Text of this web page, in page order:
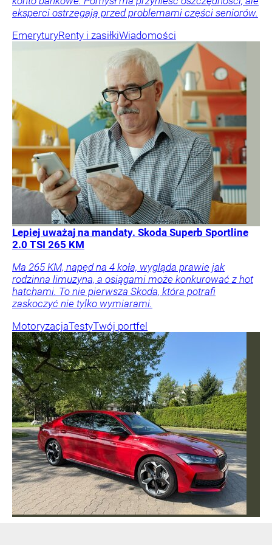
eksperci ostrzegają przed problemami części seniorów.
EmeryturyRenty i zasiłkiWiadomości
Lepiej uważaj na mandaty. Skoda Superb Sportline
2.0 TSI 265 KM
Ma 265 KM, napęd na 4 koła, wygląda prawie jak
rodzinna limuzyna, a osiągami może konkurować z hot
hatchami. To nie pierwsza Skoda, która potrafi
zaskoczyć nie tylko wymiarami.
MotoryzacjaTestyTwój portfel